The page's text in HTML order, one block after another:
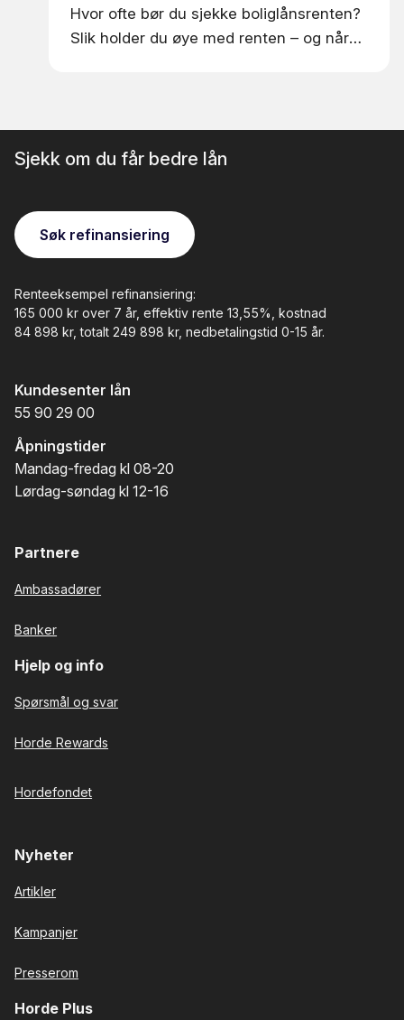
Hvor ofte bør du sjekke boliglånsrenten?
Slik holder du øye med renten – og når
Sjekk om du får bedre lån
Søk refinansiering
Renteeksempel refinansiering:
165 000 kr over 7 år, effektiv rente 13,55%, kostnad
84 898 kr, totalt 249 898 kr, nedbetalingstid 0-15 år.
Kundesenter lån
55 90 29 00
Åpningstider
Mandag-fredag kl 08-20
Lørdag-søndag kl 12-16
Partnere
Ambassadører
Banker
Hjelp og info
Spørsmål og svar
Horde Rewards
Hordefondet
Nyheter
Artikler
Kampanjer
Presserom
Horde Plus